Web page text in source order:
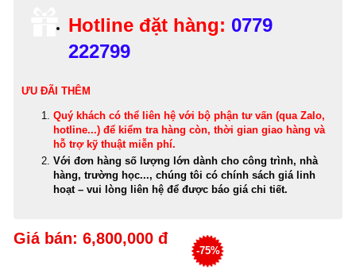
Hotline đặt hàng: 0779
222799
ƯU ĐÃI THÊM
Quý khách có thể liên hệ với bộ phận tư vấn (qua Zalo,
hotline...) để kiểm tra hàng còn, thời gian giao hàng và
hỗ trợ kỹ thuật miễn phí.
Với đơn hàng số lượng lớn dành cho công trình, nhà
hàng, trường học..., chúng tôi có chính sách giá linh
hoạt – vui lòng liên hệ để được báo giá chi tiết.
Giá bán: 6,800,000 đ
-75%